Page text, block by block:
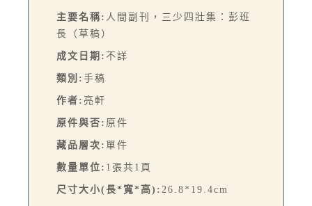
主要名稱: 人間副刊，三少四壯集：彭班
長（草稿）
成文日期: 不詳
類別: 手稿
作者: 亮軒
原件與否: 原件
藏品層次: 單件
數量單位: 1張共1頁
尺寸大小(長*寬*高): 26.8*19.4cm